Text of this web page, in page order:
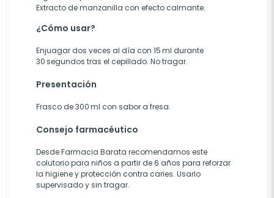
Extracto de manzanilla con efecto calmante.
¿Cómo usar?
Enjuagar dos veces al día con 15 ml durante
30 segundos tras el cepillado. No tragar.
Presentación
Frasco de 300 ml con sabor a fresa.
Consejo farmacéutico
Desde Farmacia Barata recomendamos este
colutorio para niños a partir de 6 años para reforzar
la higiene y protección contra caries. Usarlo
supervisado y sin tragar.